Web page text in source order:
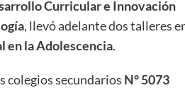
Curricular e Innovación
, llevó adelante dos talleres
en la Adolescencia.
colegios secundarios N° 5073